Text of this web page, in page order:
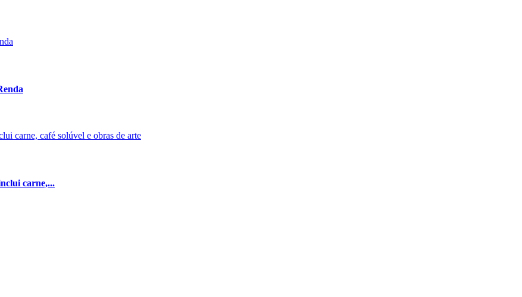
carne,...